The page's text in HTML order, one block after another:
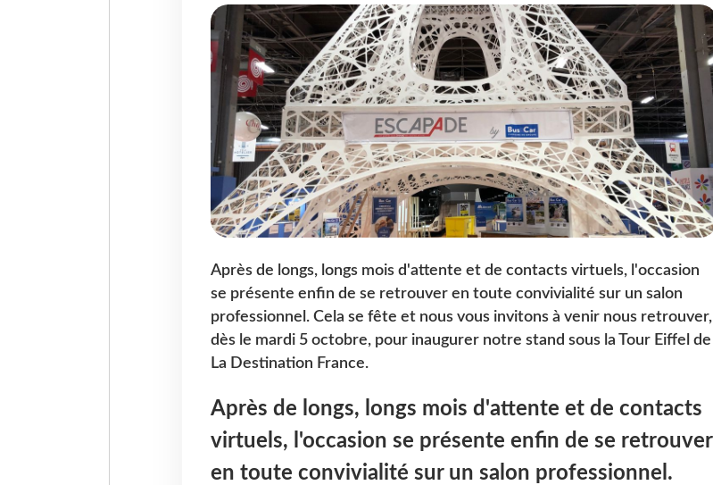
Après de longs, longs mois d'attente et de contacts virtuels, l'occasion
se présente enfin de se retrouver en toute convivialité sur un salon
professionnel. Cela se fête et nous vous invitons à venir nous retrouver,
dès le mardi 5 octobre, pour inaugurer notre stand sous la Tour Eiffel de
La Destination France.
Après de longs, longs mois d'attente et de contacts
virtuels, l'occasion se présente enfin de se retrouver
en toute convivialité sur un salon professionnel.